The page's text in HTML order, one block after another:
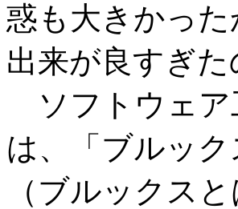
惑も大きかっ
出来が良すぎ
ソフトウェア
は、「ブルッ
（ブルックス